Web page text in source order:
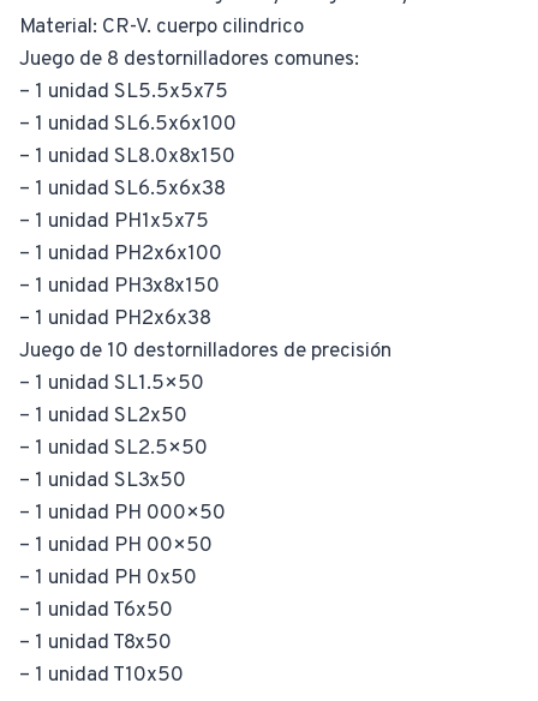
Material: CR-V. cuerpo cilindrico
Juego de 8 destornilladores comunes:
– 1 unidad SL5.5x5x75
– 1 unidad SL6.5x6x100
– 1 unidad SL8.0x8x150
– 1 unidad SL6.5x6x38
– 1 unidad PH1x5x75
– 1 unidad PH2x6x100
– 1 unidad PH3x8x150
– 1 unidad PH2x6x38
Juego de 10 destornilladores de precisión
– 1 unidad SL1.5×50
– 1 unidad SL2x50
– 1 unidad SL2.5×50
– 1 unidad SL3x50
– 1 unidad PH 000×50
– 1 unidad PH 00×50
– 1 unidad PH 0x50
– 1 unidad T6x50
– 1 unidad T8x50
– 1 unidad T10x50